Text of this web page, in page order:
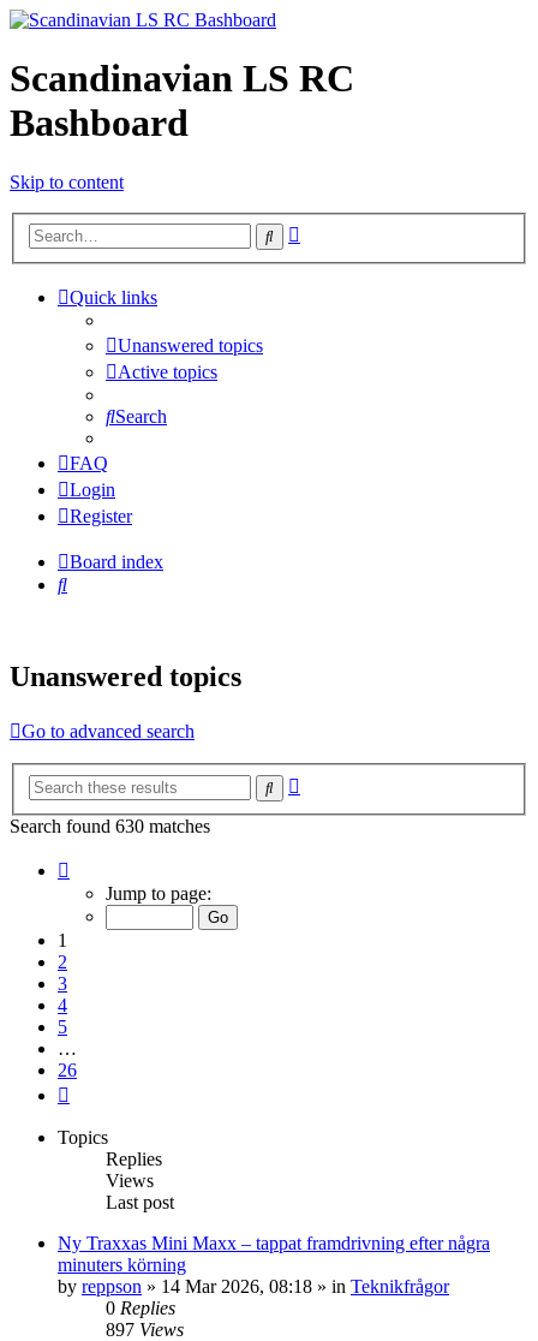
Scandinavian LS RC
Bashboard
Skip to content
Search
Quick links
Unanswered topics
Active topics
Search
FAQ
Login
Register
Board index
Search
Unanswered topics
Go to advanced search
Search
Search found 630 matches
Jump to page:
1
2
3
4
5
…
26
Topics
Replies
Views
Last post
Ny Traxxas Mini Maxx – tappat framdrivning efter några
minuters körning
by reppson » 14 Mar 2026, 08:18 » in Teknikfrågor
0 Replies
897 Views